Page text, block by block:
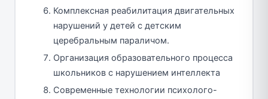
Комплексная реабилитация двигательных
нарушений у детей с детским
церебральным параличом.
Организация образовательного процесса
школьников с нарушением интеллекта
Современные технологии психолого-